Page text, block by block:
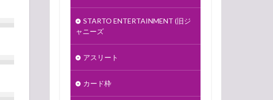
STARTO ENTERTAINMENT (旧ジ
ャニーズ
アスリート
カード枠